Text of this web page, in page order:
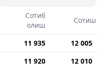
Сотиб
олиш
Сотиш
11 935
12 005
11 920
12 010